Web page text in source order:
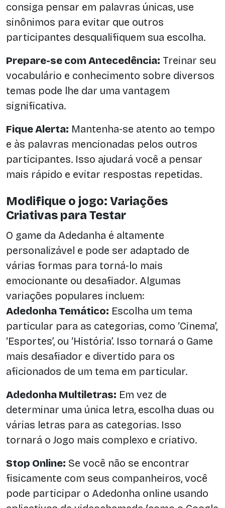
consiga pensar em palavras únicas, use
sinônimos para evitar que outros
participantes desqualifiquem sua escolha.
Prepare-se com Antecedência: Treinar seu
vocabulário e conhecimento sobre diversos
temas pode lhe dar uma vantagem
significativa.
Fique Alerta: Mantenha-se atento ao tempo
e às palavras mencionadas pelos outros
participantes. Isso ajudará você a pensar
mais rápido e evitar respostas repetidas.
Modifique o jogo: Variações
Criativas para Testar
O game da Adedanha é altamente
personalizável e pode ser adaptado de
várias formas para torná-lo mais
emocionante ou desafiador. Algumas
variações populares incluem:
Adedonha Temático: Escolha um tema
particular para as categorias, como ‘Cinema’,
‘Esportes’, ou ‘História’. Isso tornará o Game
mais desafiador e divertido para os
aficionados de um tema em particular.
Adedonha Multiletras: Em vez de
determinar uma única letra, escolha duas ou
várias letras para as categorias. Isso
tornará o Jogo mais complexo e criativo.
Stop Online: Se você não se encontrar
fisicamente com seus companheiros, você
pode participar o Adedonha online usando